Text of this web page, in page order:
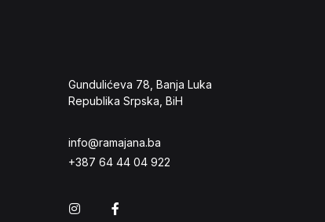
Gundulićeva 78, Banja Luka
Republika Srpska, BiH
info@ramajana.ba
+387 64 44 04 922
Instagram